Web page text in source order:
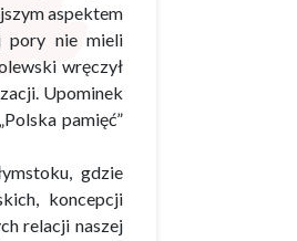
aspektem
pory nie mieli
wręczył
Upominek
pamięć”
gdzie
koncepcji
relacji naszej